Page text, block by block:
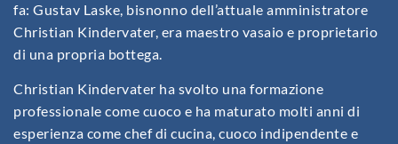
fa: Gustav Laske, bisnonno dell’attuale amministratore
Christian Kindervater, era maestro vasaio e proprietario
di una propria bottega.
Christian Kindervater ha svolto una formazione
professionale come cuoco e ha maturato molti anni di
esperienza come chef di cucina, cuoco indipendente e